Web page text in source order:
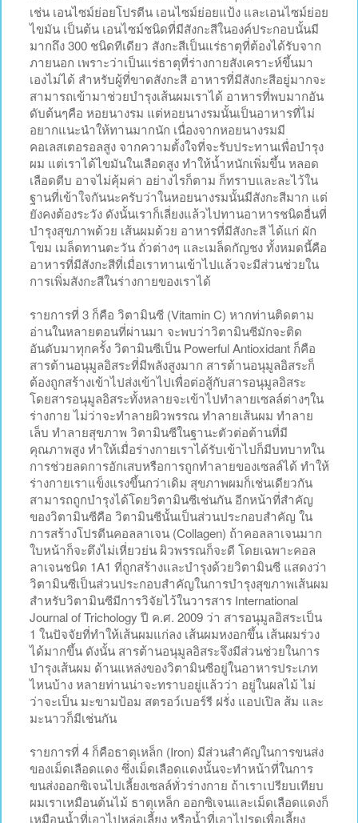
เช่น เอนไซม์ย่อยโปรตีน เอนไซม์ย่อยแป้ง และเอนไซม์ย่อย
ไขมัน เป็นต้น เอนไซม์ชนิดที่มีสังกะสีในองค์ประกอบนั้นมี
มากถึง 300 ชนิดทีเดียว สังกะสีเป็นแร่ธาตุที่ต้องได้รับจาก
ภายนอก เพราะว่าเป็นแร่ธาตุที่ร่างกายสังเคราะห์ขึ้นมา
เองไม่ได้ สำหรับผู้ที่ขาดสังกะสี อาหารที่มีสังกะสีอยู่มากจะ
สามารถเข้ามาช่วยบำรุงเส้นผมเราได้ อาหารที่พบมากอัน
ดับต้นๆคือ หอยนางรม แต่หอยนางรมนั้นเป็นอาหารที่ไม่
อยากแนะนำให้ทานมากนัก เนื่องจากหอยนางรมมี
คอเลสเตอรอลสูง จากความตั้งใจที่จะรับประทานเพื่อบำรุง
ผม แต่เราได้ไขมันในเลือดสูง ทำให้น้ำหนักเพิ่มขึ้น หลอด
เลือดตีบ อาจไม่คุ้มค่า อย่างไรก็ตาม ก็ทราบและละไว้ใน
ฐานที่เข้าใจกันนะครับว่าในหอยนางรมนั้นมีสังกะสีมาก แต่
ยังคงต้องระวัง ดังนั้นเราก็เลี่ยงแล้วไปทานอาหารชนิดอื่นที่
บำรุงสุขภาพด้วย เส้นผมด้วย อาหารที่มีสังกะสี ได้แก่ ผัก
โขม เมล็ดทานตะวัน ถั่วต่างๆ และเมล็ดกัญชง ทั้งหมดนี้คือ
อาหารที่มีสังกะสีที่เมื่อเราทานเข้าไปแล้วจะมีส่วนช่วยใน
การเพิ่มสังกะสีในร่างกายของเราได้
รายการที่ 3 ก็คือ วิตามินซี (Vitamin C) หากท่านติดตาม
อ่านในหลายตอนที่ผ่านมา จะพบว่าวิตามินซีมักจะติด
อันดับมาทุกครั้ง วิตามินซีเป็น Powerful Antioxidant ก็คือ
สารต้านอนุมูลอิสระที่มีพลังสูงมาก สารต้านอนุมูลอิสระก็
ต้องถูกสร้างเข้าไปส่งเข้าไปเพื่อต่อสู้กับสารอนุมูลอิสระ
โดยสารอนุมูลอิสระทั้งหลายจะเข้าไปทำลายเซลล์ต่างๆใน
ร่างกาย ไม่ว่าจะทำลายผิวพรรณ ทำลายเส้นผม ทำลาย
เล็บ ทำลายสุขภาพ วิตามินซีในฐานะตัวต่อต้านที่มี
คุณภาพสูง ทำให้เมื่อร่างกายเราได้รับเข้าไปก็มีบทบาทใน
การช่วยลดการอักเสบหรือการถูกทำลายของเซลล์ได้ ทำให้
ร่างกายเราแข็งแรงขึ้นกว่าเดิม สุขภาพผมก็เช่นเดียวกัน
สามารถถูกบำรุงได้โดยวิตามินซีเช่นกัน อีกหน้าที่สำคัญ
ของวิตามินซีคือ วิตามินซีนั้นเป็นส่วนประกอบสำคัญ ใน
การสร้างโปรตีนคอลลาเจน (Collagen) ถ้าคอลลาเจนมาก
ใบหน้าก็จะตึงไม่เหี่ยวย่น ผิวพรรณก็จะดี โดยเฉพาะคอล
ลาเจนชนิด 1A1 ที่ถูกสร้างและบำรุงด้วยวิตามินซี แสดงว่า
วิตามินซีเป็นส่วนประกอบสำคัญในการบำรุงสุขภาพเส้นผม
สำหรับวิตามินซีมีการวิจัยไว้ในวารสาร International
Journal of Trichology ปี ค.ศ. 2009 ว่า สารอนุมูลอิสระเป็น
1 ในปัจจัยที่ทำให้เส้นผมแก่ลง เส้นผมหงอกขึ้น เส้นผมร่วง
ได้มากขึ้น ดังนั้น สารต้านอนุมูลอิสระจึงมีส่วนช่วยในการ
บำรุงเส้นผม ด้านแหล่งของวิตามินซีอยู่ในอาหารประเภท
ไหนบ้าง หลายท่านน่าจะทราบอยู่แล้วว่า อยู่ในผลไม้ ไม่
ว่าจะเป็น มะขามป้อม สตรอว์เบอร์รี ฝรั่ง แอปเปิล ส้ม และ
มะนาวก็มีเช่นกัน
รายการที่ 4 ก็คือธาตุเหล็ก (Iron) มีส่วนสำคัญในการขนส่ง
ของเม็ดเลือดแดง ซึ่งเม็ดเลือดแดงนั้นจะทำหน้าที่ในการ
ขนส่งออกซิเจนไปเลี้ยงเซลล์ทั่วร่างกาย ถ้าเราเปรียบเทียบ
ผมเราเหมือนต้นไม้ ธาตุเหล็ก ออกซิเจนและเม็ดเลือดแดงก็
เหมือนน้ำที่เอาไปหล่อเลี้ยง หรือน้ำที่เอาไปรดเพื่อเลี้ยง